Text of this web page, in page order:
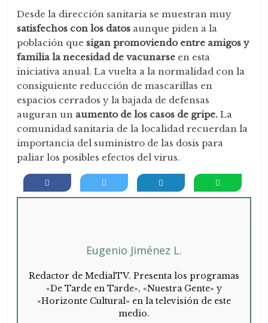
Desde la dirección sanitaria se muestran muy
satisfechos con los datos aunque piden a la
población que sigan promoviendo entre amigos y
familia la necesidad de vacunarse en esta
iniciativa anual. La vuelta a la normalidad con la
consiguiente reducción de mascarillas en
espacios cerrados y la bajada de defensas
auguran un aumento de los casos de gripe. La
comunidad sanitaria de la localidad recuerdan la
importancia del suministro de las dosis para
paliar los posibles efectos del virus.
Eugenio Jiménez L.
Redactor de MedialTV. Presenta los programas
«De Tarde en Tarde», «Nuestra Gente» y
«Horizonte Cultural» en la televisión de este
medio.